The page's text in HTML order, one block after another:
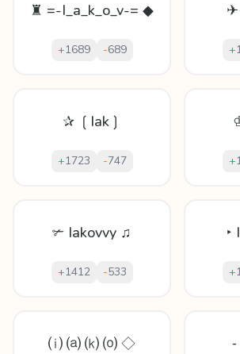
♜ =-I_a_k_o_v-= ◆
+1689 -689
✈
+
✰ ❲Iak❳
+1723 -747 +
✃ Iakovvy ♫
+1412 -533
‣
+
⒤ ⒜ ⒦ ⒪ ◇